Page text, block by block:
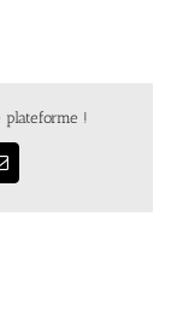
plateforme !